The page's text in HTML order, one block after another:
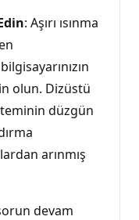
: Aşırı ısınma
olun. Dizüstü
düzgün
arınmış
devam